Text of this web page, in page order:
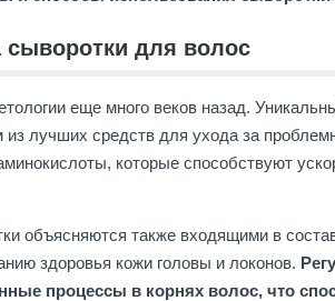
сыворотки для волос
еще много веков назад.
из лучших средств для ухода за
которые способствуют
объясняются также входящими в
здоровья кожи головы и локонов.
процессы в корнях волос, что